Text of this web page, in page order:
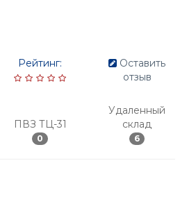
Рейтинг:
ПВЗ ТЦ-31
0
Оставить
отзыв
Удаленный
склад
6